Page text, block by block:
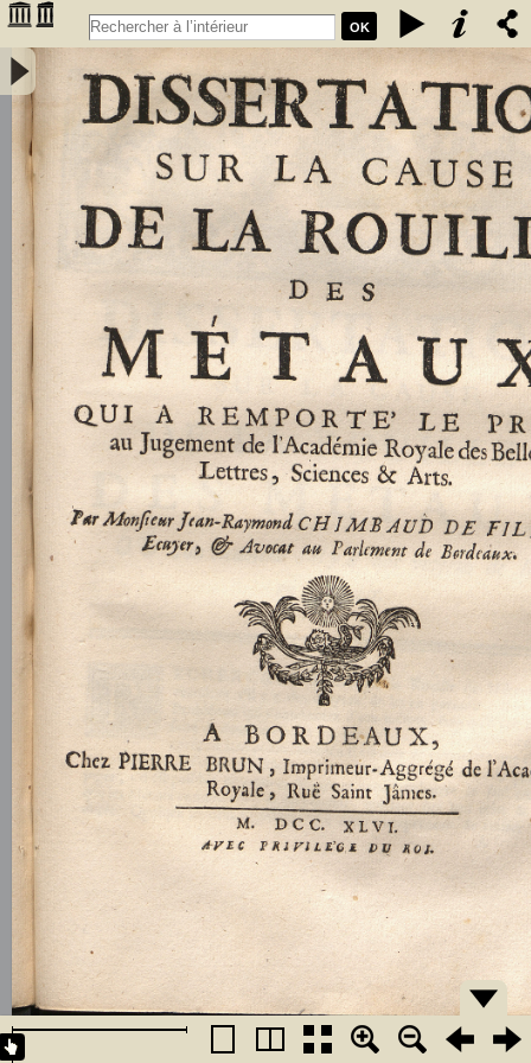
OK
Dissertation sur la cause de la rouille des métaux. Par M. Jean-
Raymond Chimbaud de Filhot, ecuyer, & avocat au Parlement de
Bordeaux - Chimbaud de Filhot, Jean-Raymond (17..-....)